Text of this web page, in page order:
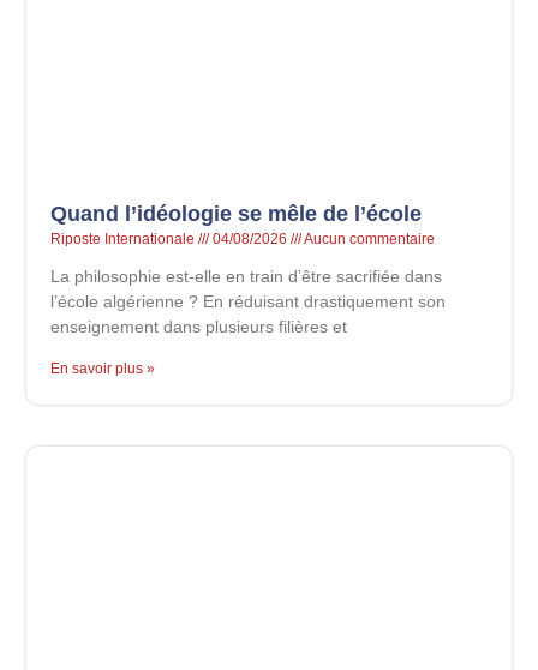
Quand l’idéologie se mêle de l’école
Riposte Internationale 04/08/2026 Aucun commentaire
La philosophie est-elle en train d’être sacrifiée dans
l’école algérienne ? En réduisant drastiquement son
enseignement dans plusieurs filières et
En savoir plus »